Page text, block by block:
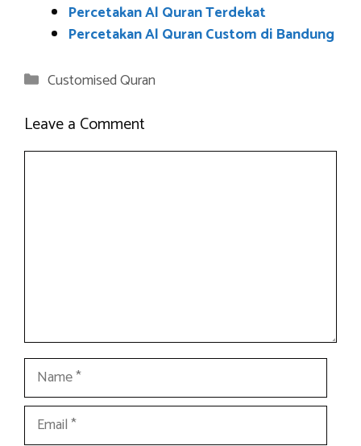
Percetakan Al Quran Terdekat
Percetakan Al Quran Custom di Bandung
Categories
Customised Quran
Leave a Comment
Name
Email